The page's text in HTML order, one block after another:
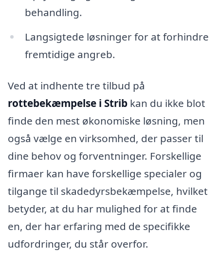
behandling.
Langsigtede løsninger for at forhindre
fremtidige angreb.
Ved at indhente tre tilbud på
rottebekæmpelse i Strib kan du ikke blot
finde den mest økonomiske løsning, men
også vælge en virksomhed, der passer til
dine behov og forventninger. Forskellige
firmaer kan have forskellige specialer og
tilgange til skadedyrsbekæmpelse, hvilket
betyder, at du har mulighed for at finde
en, der har erfaring med de specifikke
udfordringer, du står overfor.